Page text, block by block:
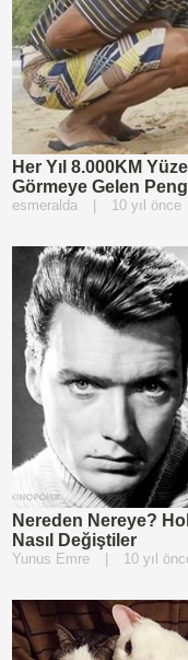
Her Yıl 8.000KM
Görmeye Gelen
esmeralda 10 yıl önce
Nereden Nereye?
Nasıl Değiştiler
Yunus Emre 10 yıl